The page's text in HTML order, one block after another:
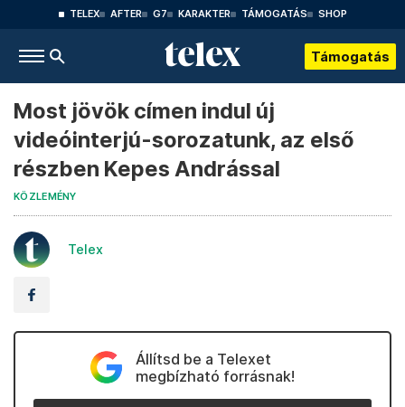
TELEX AFTER G7 KARAKTER TÁMOGATÁS SHOP
Támogatás
Most jövök címen indul új
videóinterjú-sorozatunk, az első
részben Kepes Andrással
KÖZLEMÉNY
Telex
Állítsd be a Telexet
megbízható forrásnak!